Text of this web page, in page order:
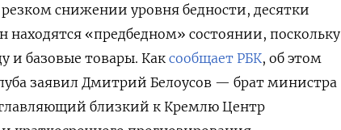
снижении уровня бедности, десятки
«предбедном» состоянии, поскольку
и базовые товары. Как сообщает РБК, об этом
заявил Дмитрий Белоусов — брат министра
близкий к Кремлю Центр